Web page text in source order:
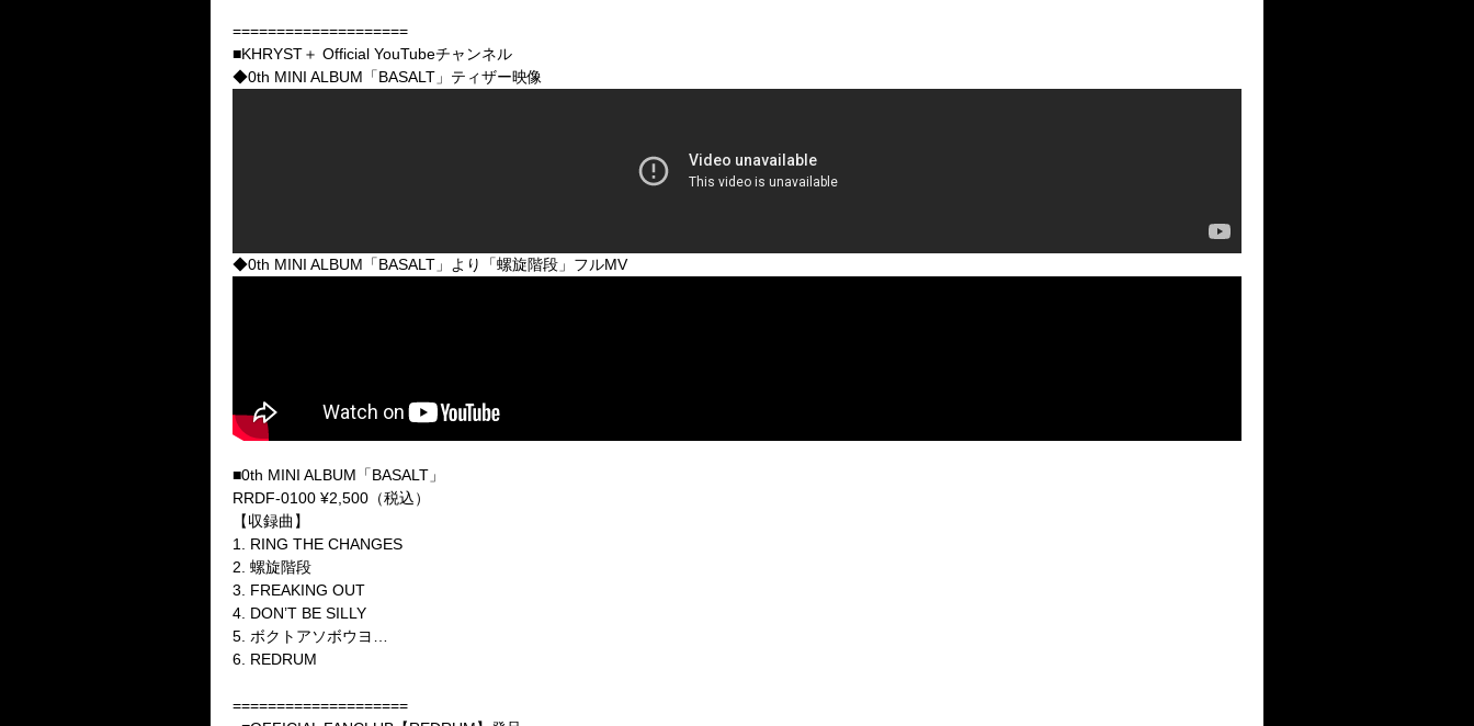
====================
■KHRYST＋ Official YouTubeチャンネル
◆0th MINI ALBUM「BASALT」ティザー映像
◆0th MINI ALBUM「BASALT」より「螺旋階段」フルMV
■0th MINI ALBUM「BASALT」
RRDF-0100 ¥2,500（税込）
【収録曲】
1. RING THE CHANGES
2. 螺旋階段
3. FREAKING OUT
4. DON’T BE SILLY
5. ボクトアソボウヨ…
6. REDRUM
====================